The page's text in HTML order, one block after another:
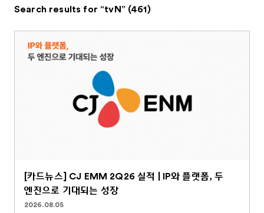
Search results for “tvN” (461)
[카드뉴스] CJ EMM 2Q26 실적 | IP와 플랫폼, 두
엔진으로 기대되는 성장
2026.08.05